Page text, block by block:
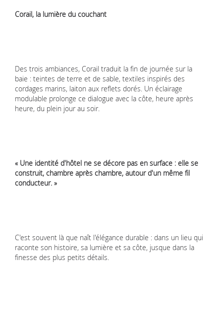
Corail, la lumière du couchant
Des trois ambiances, Corail traduit la fin de journée sur la
baie : teintes de terre et de sable, textiles inspirés des
cordages marins, laiton aux reflets dorés. Un éclairage
modulable prolonge ce dialogue avec la côte, heure après
heure, du plein jour au soir.
« Une identité d'hôtel ne se décore pas en surface : elle se
construit, chambre après chambre, autour d'un même fil
conducteur. »
C'est souvent là que naît l'élégance durable : dans un lieu qui
raconte son histoire, sa lumière et sa côte, jusque dans la
finesse des plus petits détails.